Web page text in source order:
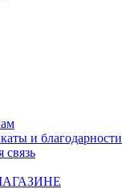
и благодарности
связь